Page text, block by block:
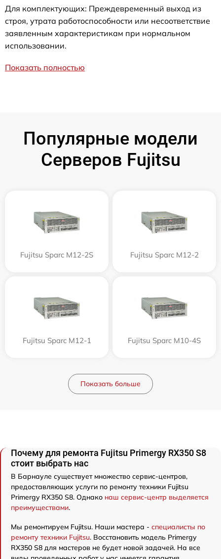
Для комплектующих: Преждевременный выход из
строя, утрата работоспособности или несоответствие
заявленным характеристикам при нормальном
использовании.
Показать полностью
Популярные модели
Серверов Fujitsu
Fujitsu Sparc M12-2S Fujitsu Sparc M12-2
Fujitsu Sparc M12-1 Fujitsu Sparc M10-4S
Показать больше
Почему для ремонта Fujitsu Primergy RX350 S8
стоит выбрать нас
В Барнауле существует множество сервис-центров,
предоставляющих услуги по ремонту техники Fujitsu
Primergy RX350 S8. Однако наш сервис-центр выделяется
преимуществами.
Мы ремонтируем Fujitsu. Наши мастера - специалисты по
ремонту техники Fujitsu. Восстановить модель Primergy
RX350 S8 для мастеров не будет новой задачей. На все